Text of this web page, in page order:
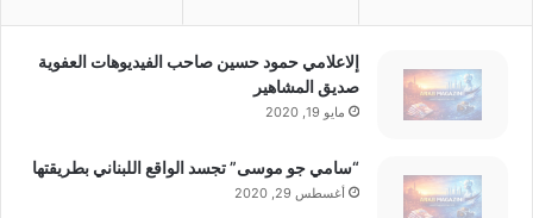
إلاعلامي حمود حسين صاحب الفيديوهات العفوية
صديق المشاهير
مايو 19, 2020
“سامي جو موسى” تجسد الواقع اللبناني بطريقتها
أغسطس 29, 2020